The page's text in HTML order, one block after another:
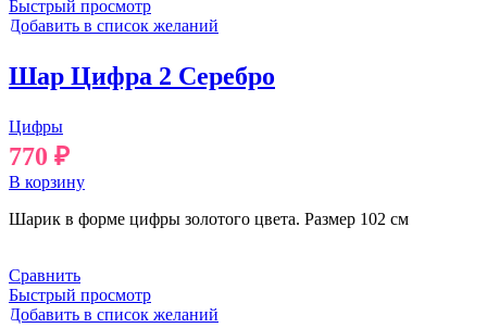
Быстрый просмотр
Добавить в список желаний
Шар Цифра 2 Серебро
Цифры
770 ₽
В корзину
Шарик в форме цифры золотого цвета. Размер 102 см
Сравнить
Быстрый просмотр
Добавить в список желаний